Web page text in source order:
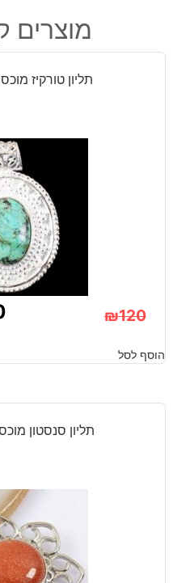
מוצרים
תליון טורקיז
₪120
המקורי
היה:
הנוכחי
הוא:
הוסף לסל
תליון סנסטון